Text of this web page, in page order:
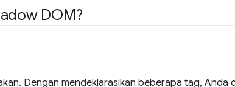
DOM?
Dengan mendeklarasikan beberapa tag, Anda